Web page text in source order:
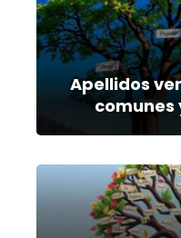
Apellidos
comunes